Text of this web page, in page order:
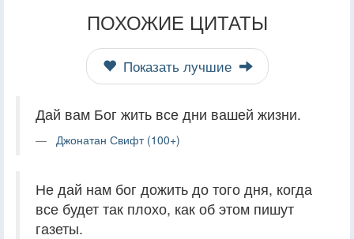
ПОХОЖИЕ ЦИТАТЫ
Показать лучшие
Дай вам Бог жить все дни вашей жизни.
Джонатан Свифт (100+)
Не дай нам бог дожить до того дня, когда
все будет так плохо, как об этом пишут
газеты.